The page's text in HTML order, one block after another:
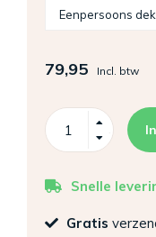
79,95 Incl. btw
Snelle
Gratis